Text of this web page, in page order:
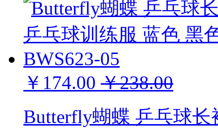
￥174.00 ￥238.00
Butterfly蝴蝶 乒乓球